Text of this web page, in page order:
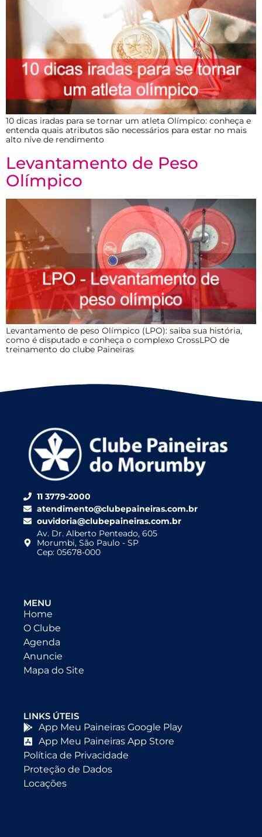
10 dicas iradas para se tornar um atleta Olímpico: conheça e
entenda quais atributos são necessários para estar no mais
alto níve de rendimento
Levantamento de Peso
Olímpico
Levantamento de peso Olímpico (LPO): saiba sua história,
como é disputado e conheça o complexo CrossLPO de
treinamento do clube Paineiras
11 3779-2000
atendimento@clubepaineiras.com.br
ouvidoria@clubepaineiras.com.br
Av. Dr. Alberto Penteado, 605
Morumbi, São Paulo - SP
Cep: 05678-000
MENU
Home
O Clube
Agenda
Anuncie
Mapa do Site
LINKS ÚTEIS
App Meu Paineiras Google Play
App Meu Paineiras App Store
Política de Privacidade
Proteção de Dados
Locações